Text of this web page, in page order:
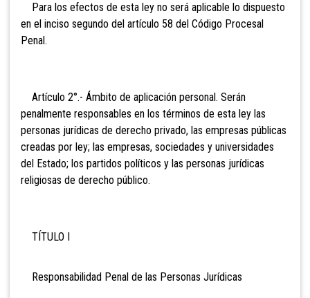
Para los efectos de esta ley no será aplicable lo dispuesto
en el inciso segundo del artículo 58 del Código Procesal
Penal.
Artículo 2°.- Ámbito de aplicación personal. Serán
penalmente responsables en los términos de esta ley las
personas jurídicas de derecho privado, las empresas públicas
creadas por ley; las empresas, sociedades y universidades
del Estado; los partidos políticos y las personas jurídicas
religiosas de derecho público.
TÍTULO I
Responsabilidad Penal de las Personas Jurídicas